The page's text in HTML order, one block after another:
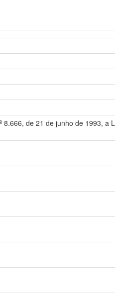
de 21 de junho de 1993, a